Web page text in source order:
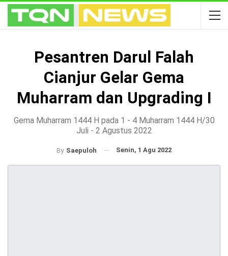
Pesantren Darul Falah
Cianjur Gelar Gema
Muharram dan Upgrading I
Gema Muharram 1444 H pada 1 - 4 Muharram 1444 H/30
Juli - 2 Agustus 2022
By Saepuloh Senin, 1 Agu 2022